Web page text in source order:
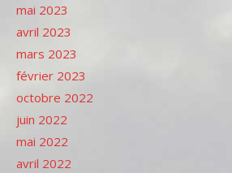
mai 2023
avril 2023
mars 2023
février 2023
octobre 2022
juin 2022
mai 2022
avril 2022